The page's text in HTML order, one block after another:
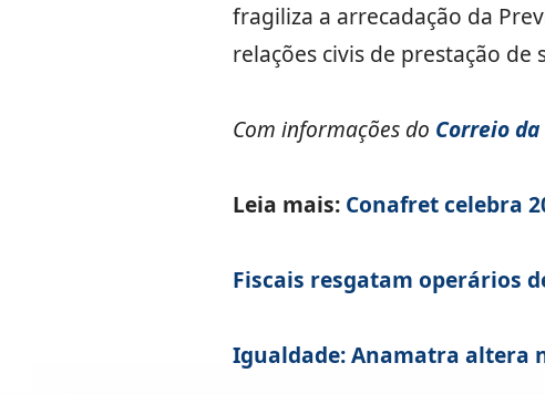
fragiliza a arrecadação da
relações civis de prestação de
Com informações do Correio
Leia mais: Conafret celebra
Fiscais resgatam operários
Igualdade: Anamatra altera